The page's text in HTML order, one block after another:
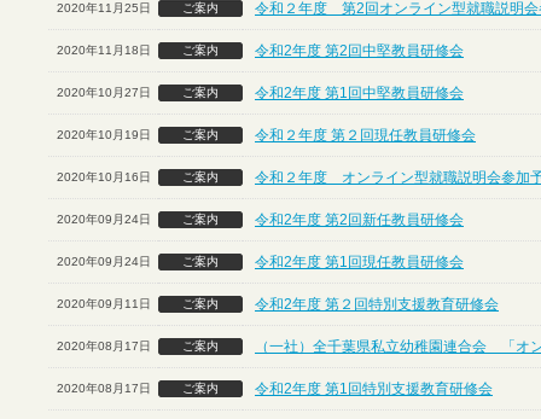
2020年11月25日 ご案内 令和２年度 第2回オンライン型就職説明会
2020年11月18日 ご案内 令和2年度 第2回中堅教員研修会
2020年10月27日 ご案内 令和2年度 第1回中堅教員研修会
2020年10月19日 ご案内 令和２年度 第２回現任教員研修会
2020年10月16日 ご案内 令和２年度 オンライン型就職説明会参加
2020年09月24日 ご案内 令和2年度 第2回新任教員研修会
2020年09月24日 ご案内 令和2年度 第1回現任教員研修会
2020年09月11日 ご案内 令和2年度 第２回特別支援教育研修会
2020年08月17日 ご案内 （一社）全千葉県私立幼稚園連合会 「オ
2020年08月17日 ご案内 令和2年度 第1回特別支援教育研修会